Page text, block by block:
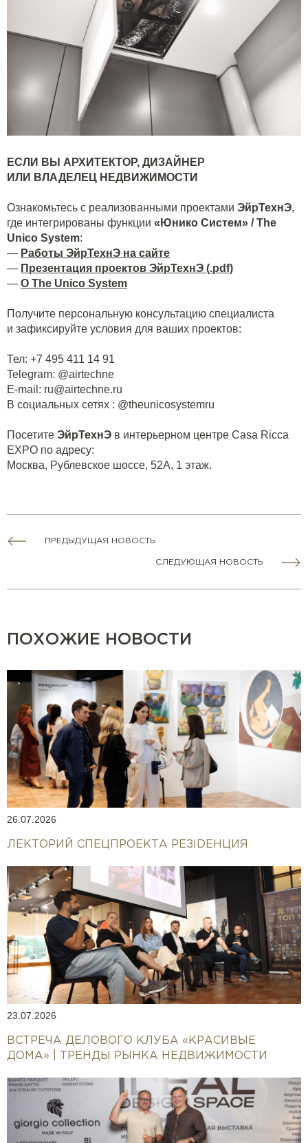
ЕСЛИ ВЫ АРХИТЕКТОР, ДИЗАЙНЕР
ИЛИ ВЛАДЕЛЕЦ НЕДВИЖИМОСТИ
Ознакомьтесь с реализованными проектами ЭйрТехнЭ,
где интегрированы функции «Юнико Систем» / The
Unico System:
— Работы ЭйрТехнЭ на сайте
— Презентация проектов ЭйрТехнЭ (.pdf)
— О The Unico System
Получите персональную консультацию специалиста
и зафиксируйте условия для ваших проектов:
Тел: +7 495 411 14 91
Telegram: @airtechne
Е-mail: ru@airtechne.ru
В социальных сетях : @theunicosystemru
Посетите ЭйрТехнЭ в интерьерном центре Casa Ricca
EXPO по адресу:
Москва, Рублевское шоссе, 52А, 1 этаж.
ПРЕДЫДУЩАЯ НОВОСТЬ
СЛЕДУЮЩАЯ НОВОСТЬ
ПОХОЖИЕ НОВОСТИ
26.07.2026
ЛЕКТОРИЙ СПЕЦПРОЕКТА РЕЗIDEНЦИЯ
23.07.2026
ВСТРЕЧА ДЕЛОВОГО КЛУБА «КРАСИВЫЕ
ДОМА» | ТРЕНДЫ РЫНКА НЕДВИЖИМОСТИ